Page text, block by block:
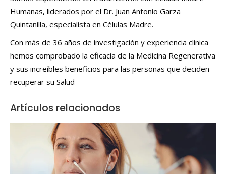
Humanas, liderados por el Dr. Juan Antonio Garza
Quintanilla, especialista en Células Madre.
Con más de 36 años de investigación y experiencia clínica
hemos comprobado la eficacia de la Medicina Regenerativa
y sus increíbles beneficios para las personas que deciden
recuperar su Salud
Artículos relacionados